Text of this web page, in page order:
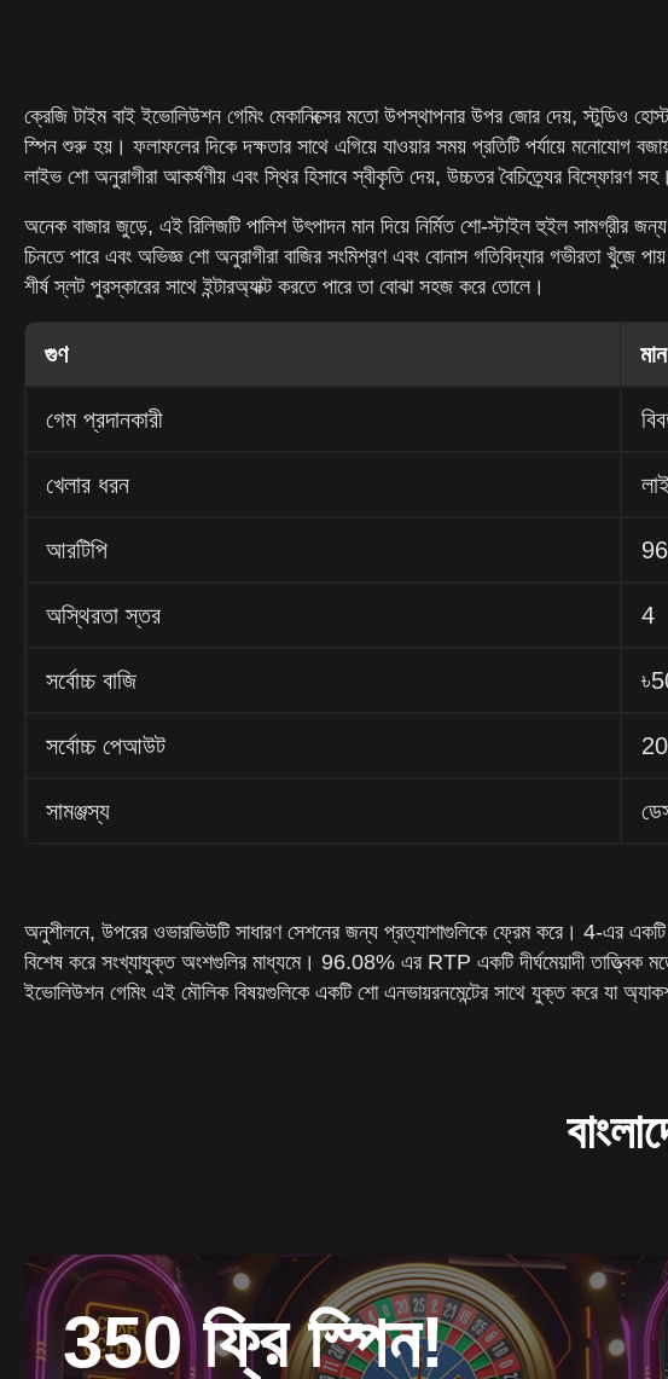
ক্রেজি টাইম বাই ইভোলিউশন গেমিং মেকানিক্সের মতো উপস্থাপনার উপর জোর দেয়, স্টুডিও
স্পিন শুরু হয়। ফলাফলের দিকে দক্ষতার সাথে এগিয়ে যাওয়ার সময় প্রতিটি পর্যায়ে মনোযোগ
লাইভ শো অনুরাগীরা আকর্ষণীয় এবং স্থির হিসাবে স্বীকৃতি দেয়, উচ্চতর বৈচিত্র্যের বিস্ফোরণ সহ।
অনেক বাজার জুড়ে, এই রিলিজটি পালিশ উৎপাদন মান দিয়ে নির্মিত শো-স্টাইল হুইল সামগ্রীর
চিনতে পারে এবং অভিজ্ঞ শো অনুরাগীরা বাজির সংমিশ্রণ এবং বোনাস গতিবিদ্যার গভীরতা
শীর্ষ স্লট পুরস্কারের সাথে ইন্টারঅ্যাক্ট করতে পারে তা বোঝা সহজ করে তোলে।
গুণ মান
গেম প্রদানকারী
খেলার ধরন
আরটিপি
অস্থিরতা স্তর 4
সর্বোচ্চ বাজি
সর্বোচ্চ পেআউট
সামঞ্জস্য
অনুশীলনে, উপরের ওভারভিউটি সাধারণ সেশনের জন্য প্রত্যাশাগুলিকে ফ্রেম করে। 4-এর
বিশেষ করে সংখ্যাযুক্ত অংশগুলির মাধ্যমে। 96.08% এর RTP একটি দীর্ঘমেয়াদী তাত্ত্বিক
ইভোলিউশন গেমিং এই মৌলিক বিষয়গুলিকে একটি শো এনভায়রনমেন্টের সাথে যুক্ত করে যা
350 ফ্রি স্পিন!